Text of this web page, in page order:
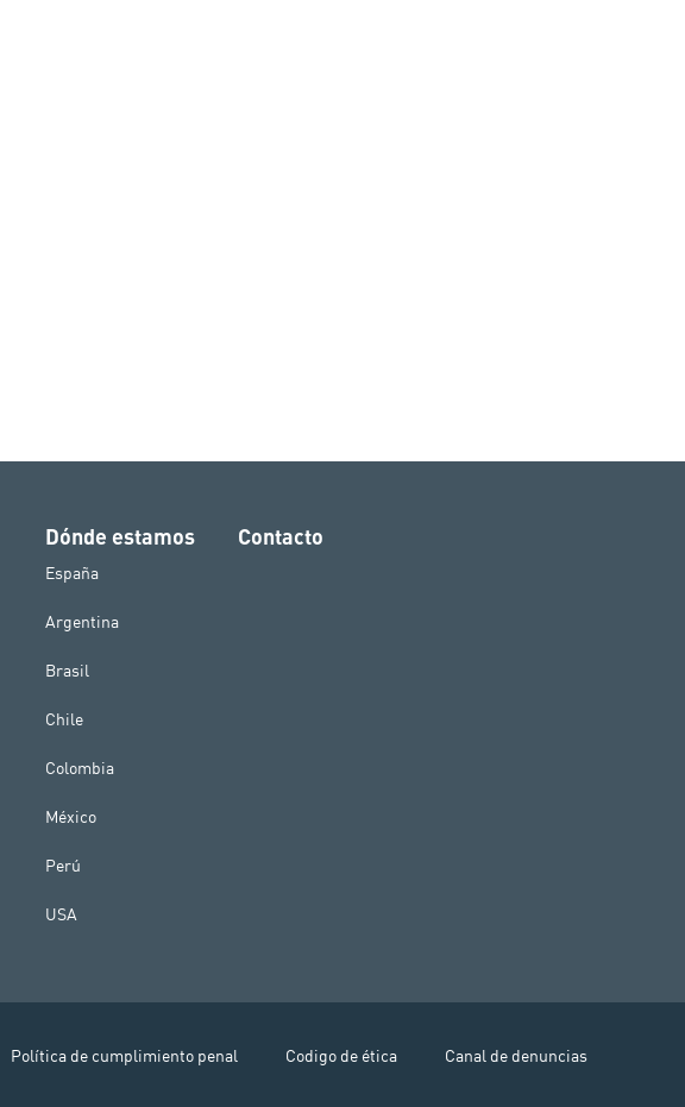
Dónde estamos
España
Argentina
Brasil
Chile
Colombia
México
Perú
USA
Contacto
Política de cumplimiento penal Codigo de ética Canal de denuncias